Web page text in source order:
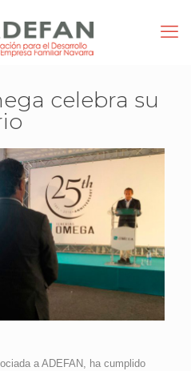
celebra su
a ADEFAN, ha cumplido